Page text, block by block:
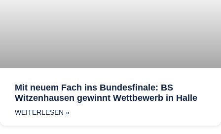
Mit neuem Fach ins Bundesfinale: BS
Witzenhausen gewinnt Wettbewerb in Halle
WEITERLESEN »